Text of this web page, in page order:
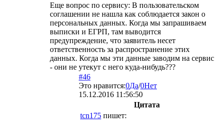
Еще вопрос по сервису: В пользовательском
соглашении не нашла как соблюдается закон о
персональных данных. Когда мы запрашиваем
выписки и ЕГРП, там выводится
предупреждение, что заявитель несет
ответственность за распространение этих
данных. Когда мы эти данные заводим на сервис
- они не утекут с него куда-нибудь???
#46
Это нравится:0Да/0Нет
15.12.2016 11:56:50
Цитата
tcn175 пишет: